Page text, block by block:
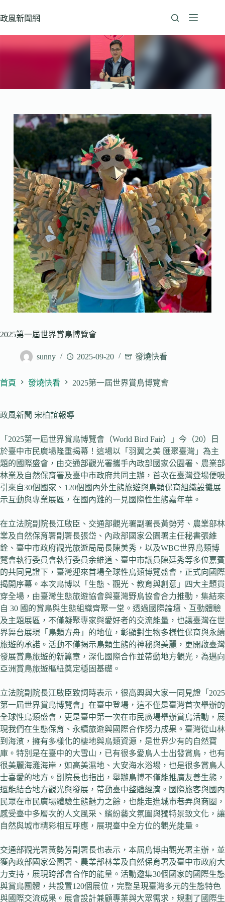
至
政風新聞網
2025第一屆世界賞鳥博覽會
sunny 2025-09-20 發燒快看
首頁 發燒快看 2025第一屆世界賞鳥博覽會
政風新聞 宋柏誼報導
「2025第一屆世界賞鳥博覽會（World Bird Fair）」今（20）日
於臺中市民廣場隆重揭幕！這場以「羽翼之美 匯聚臺灣」為主
題的國際盛會，由交通部觀光署攜手內政部國家公園署、農業部
林業及自然保育署及臺中市政府共同主辦，首次在臺灣登場便吸
引來自30個國家、120個國內外生態旅遊與鳥類保育組織設攤展
示互動與專業展區，在國內難的一見國際性生態嘉年華。
在立法院副院長江啟臣、交通部觀光署副署長黃勢芳、農業部林
業及自然保育署副署長張岱、內政部國家公園署主任秘書張維
銓、臺中市政府觀光旅遊局局長陳美秀，以及WBC世界鳥類博
覽會執行委員會執行委員余維道、臺中市議員陳廷秀等多位嘉賓
的共同見證下，臺灣迎來首場全球性鳥類博覽盛會，正式向國際
揭開序幕。本次鳥博以「生態、觀光、教育與創意」四大主題貫
穿全場，由臺灣生態旅遊協會與臺灣野鳥協會合力推動，集結來
自 30 國的賞鳥與生態組織齊聚一堂。透過國際論壇、互動體驗
及主題展區，不僅凝聚專家與愛好者的交流能量，也讓臺灣在世
界舞台展現「鳥類方舟」的地位，彰顯對生物多樣性保育與永續
旅遊的承諾。活動不僅揭示鳥類生態的神秘與美麗，更開啟臺灣
發展賞鳥旅遊的新篇章，深化國際合作並帶動地方觀光，為邁向
亞洲賞鳥旅遊樞紐奠定穩固基礎。
立法院副院長江啟臣致詞時表示，很高興與大家一同見證「2025
第一屆世界賞鳥博覽會」在臺中登場，這不僅是臺灣首次舉辦的
全球性鳥類盛會，更是臺中第一次在市民廣場舉辦賞鳥活動，展
現我們在生態保育、永續旅遊與國際合作努力成果。臺灣從山林
到海濱，擁有多樣化的棲地與鳥類資源，是世界少有的自然寶
庫。特別是在臺中的大雪山，已有很多愛鳥人士出發賞鳥，也有
很美麗海灘海岸，如高美濕地、大安海水浴場，也是很多賞鳥人
士喜愛的地方。副院長也指出，舉辦鳥博不僅能推廣友善生態，
還能結合地方觀光與發展，帶動臺中整體經濟。國際旅客與國內
民眾在市民廣場體驗生態魅力之餘，也能走進城市巷弄與商圈，
感受臺中多層次的人文風采、繽紛藝文氛圍與獨特景致文化，讓
自然與城市精彩相互呼應，展現臺中全方位的觀光能量。
交通部觀光署黃勢芳副署長也表示，本屆鳥博由觀光署主辦，並
獲內政部國家公園署、農業部林業及自然保育署及臺中市政府大
力支持，展現跨部會合作的能量。活動邀集30個國家的國際生態
與賞鳥團體，共設置120個展位，完整呈現臺灣多元的生態特色
與國際交流成果。展會設計兼顧專業與大眾需求，規劃了國際生